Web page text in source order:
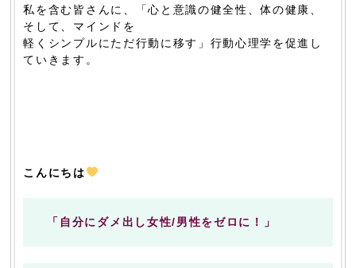
私を含む皆さんに、「心と意識の健全性、体の健康、
そして、マインドを
軽くシンプルにただ行動に移す」行動心理学を促進し
ていきます。
こんにちは
「自分にダメ出し女性/男性をゼロに！」